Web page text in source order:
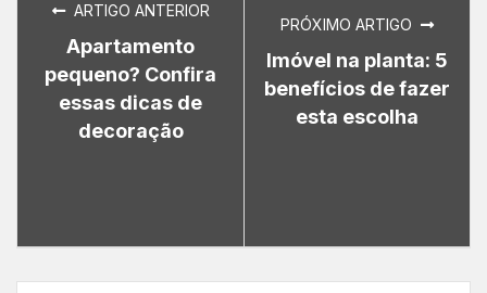
ARTIGO ANTERIOR
Apartamento
pequeno? Confira
essas dicas de
decoração
PRÓXIMO ARTIGO
Imóvel na planta: 5
benefícios de fazer
esta escolha